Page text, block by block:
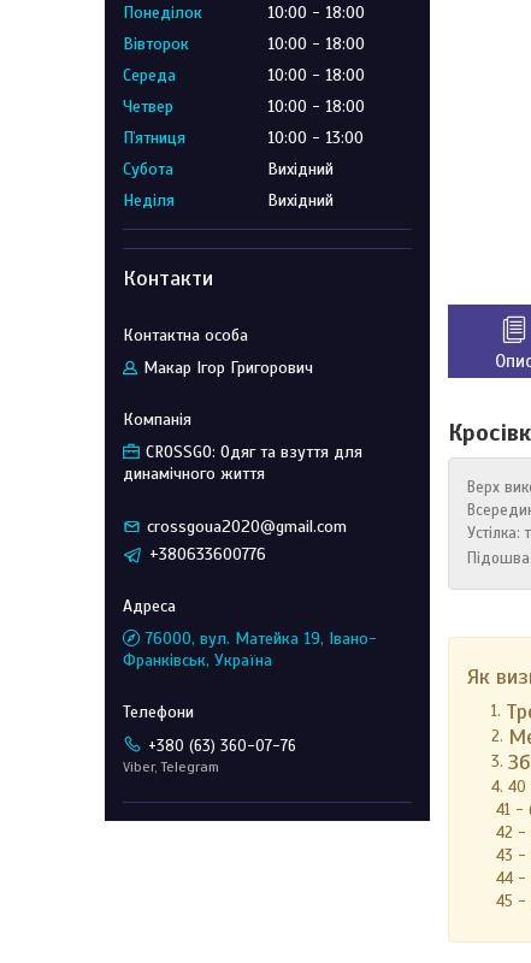
Верх
Як
40
41 -
42 -
43 -
44 -
45 -
Понеділок 10:00
18:00
Вівторок
10:00
18:00
Середа
10:00
18:00
Четвер
10:00
18:00
Пʼятниця
10:00
13:00
Субота
Вихідний
Неділя
Вихідний
Контакти
Макар Ігор Григорович
CROSSGO: Одяг та взуття для
динамічного життя
crossgoua2020@gmail.com
+380633600776
76000, вул. Матейка 19, Івано-
Франківськ, Україна
+380 (63) 360-07-76
Viber, Telegram